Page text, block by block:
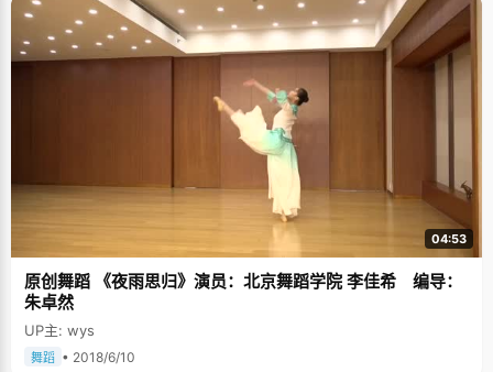
04:53
原创舞蹈 《夜雨思归》演员：北京舞蹈学院 李佳希 编导：
朱卓然
UP主: wys
舞蹈 • 2018/6/10